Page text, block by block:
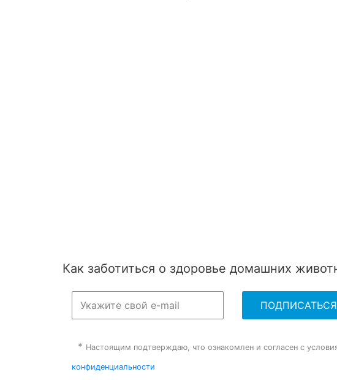
Как заботиться о здоровье домашних
* Настоящим подтверждаю, что ознакомлен и согласен с
конфиденциальности